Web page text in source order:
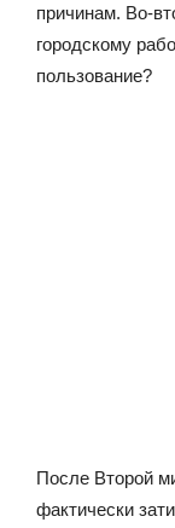
причинам. Во-
городскому
пользование?
После Второй
фактически